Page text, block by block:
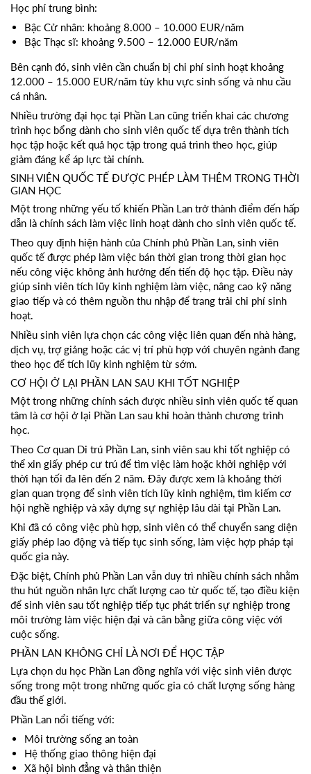
Học phí trung bình:
Bậc Cử nhân: khoảng 8.000 – 10.000 EUR/năm
Bậc Thạc sĩ: khoảng 9.500 – 12.000 EUR/năm
Bên cạnh đó, sinh viên cần chuẩn bị chi phí sinh hoạt khoảng
12.000 – 15.000 EUR/năm tùy khu vực sinh sống và nhu cầu
cá nhân.
Nhiều trường đại học tại Phần Lan cũng triển khai các chương
trình học bổng dành cho sinh viên quốc tế dựa trên thành tích
học tập hoặc kết quả học tập trong quá trình theo học, giúp
giảm đáng kể áp lực tài chính.
SINH VIÊN QUỐC TẾ ĐƯỢC PHÉP LÀM THÊM TRONG THỜI
GIAN HỌC
Một trong những yếu tố khiến Phần Lan trở thành điểm đến hấp
dẫn là chính sách làm việc linh hoạt dành cho sinh viên quốc tế.
Theo quy định hiện hành của Chính phủ Phần Lan, sinh viên
quốc tế được phép làm việc bán thời gian trong thời gian học
nếu công việc không ảnh hưởng đến tiến độ học tập. Điều này
giúp sinh viên tích lũy kinh nghiệm làm việc, nâng cao kỹ năng
giao tiếp và có thêm nguồn thu nhập để trang trải chi phí sinh
hoạt.
Nhiều sinh viên lựa chọn các công việc liên quan đến nhà hàng,
dịch vụ, trợ giảng hoặc các vị trí phù hợp với chuyên ngành đang
theo học để tích lũy kinh nghiệm từ sớm.
CƠ HỘI Ở LẠI PHẦN LAN SAU KHI TỐT NGHIỆP
Một trong những chính sách được nhiều sinh viên quốc tế quan
tâm là cơ hội ở lại Phần Lan sau khi hoàn thành chương trình
học.
Theo Cơ quan Di trú Phần Lan, sinh viên sau khi tốt nghiệp có
thể xin giấy phép cư trú để tìm việc làm hoặc khởi nghiệp với
thời hạn tối đa lên đến 2 năm. Đây được xem là khoảng thời
gian quan trọng để sinh viên tích lũy kinh nghiệm, tìm kiếm cơ
hội nghề nghiệp và xây dựng sự nghiệp lâu dài tại Phần Lan.
Khi đã có công việc phù hợp, sinh viên có thể chuyển sang diện
giấy phép lao động và tiếp tục sinh sống, làm việc hợp pháp tại
quốc gia này.
Đặc biệt, Chính phủ Phần Lan vẫn duy trì nhiều chính sách nhằm
thu hút nguồn nhân lực chất lượng cao từ quốc tế, tạo điều kiện
để sinh viên sau tốt nghiệp tiếp tục phát triển sự nghiệp trong
môi trường làm việc hiện đại và cân bằng giữa công việc với
cuộc sống.
PHẦN LAN KHÔNG CHỈ LÀ NƠI ĐỂ HỌC TẬP
Lựa chọn du học Phần Lan đồng nghĩa với việc sinh viên được
sống trong một trong những quốc gia có chất lượng sống hàng
đầu thế giới.
Phần Lan nổi tiếng với:
Môi trường sống an toàn
Hệ thống giao thông hiện đại
Xã hội bình đẳng và thân thiện